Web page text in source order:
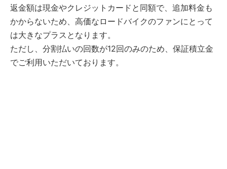
返金額は現金やクレジットカードと同額で、追加料金も
かからないため、高価なロードバイクのファンにとって
は大きなプラスとなります。
ただし、分割払いの回数が12回のみのため、保証積立金
でご利用いただいております。